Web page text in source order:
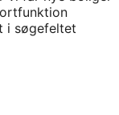
i søgefeltet